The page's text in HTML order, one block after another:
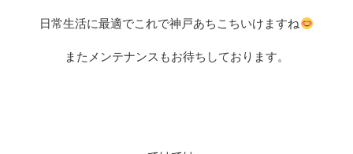
日常生活に最適でこれで神戸あちこちいけますね
またメンテナンスもお待ちしております。